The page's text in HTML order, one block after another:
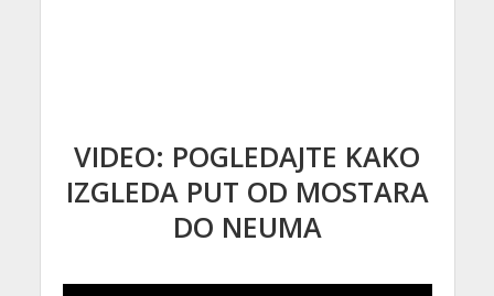
VIDEO: POGLEDAJTE KAKO
IZGLEDA PUT OD MOSTARA
DO NEUMA